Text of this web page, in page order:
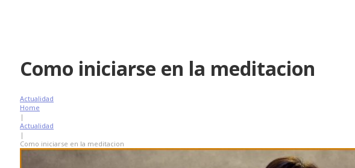
Como iniciarse en la meditacion
Actualidad
Home
|
Actualidad
|
Como iniciarse en la meditacion